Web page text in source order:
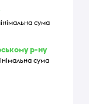
сума
р-ну
сума